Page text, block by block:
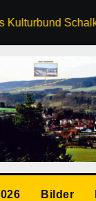
Schalkau e.V.
Bilder